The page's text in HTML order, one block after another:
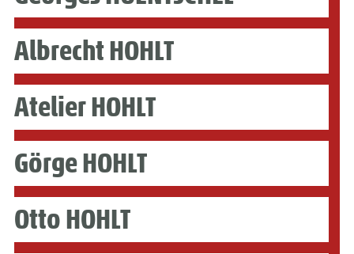
Albrecht HOHLT
Atelier HOHLT
Görge HOHLT
Otto HOHLT